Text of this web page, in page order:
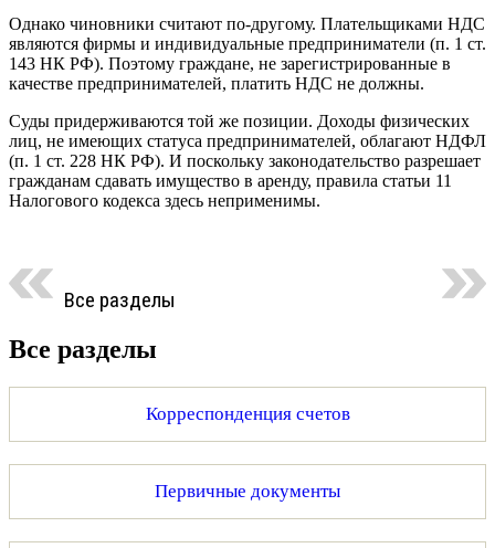
Однако чиновники считают по-другому. Плательщиками НДС
являются фирмы и индивидуальные предприниматели (п. 1 ст.
143 НК РФ). Поэтому граждане, не зарегистрированные в
качестве предпринимателей, платить НДС не должны.
Суды придерживаются той же позиции. Доходы физических
лиц, не имеющих статуса предпринимателей, облагают НДФЛ
(п. 1 ст. 228 НК РФ). И поскольку законодательство разрешает
гражданам сдавать имущество в аренду, правила статьи 11
Налогового кодекса здесь неприменимы.
Все разделы
Все разделы
Корреспонденция счетов
Первичные документы